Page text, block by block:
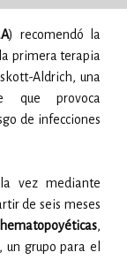
) recomendó la
primera terapia
Aldrich, una
que provoca
de infecciones
vez mediante
de seis meses
,
grupo para el